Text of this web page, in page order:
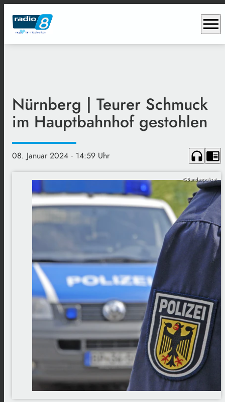
menu
Nürnberg | Teurer Schmuck
im Hauptbahnhof gestohlen
08. Januar 2024 · 14:59 Uhr headphones chrome_reader_mode
©Bundespolizei